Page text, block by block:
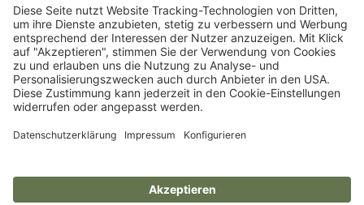
Messe
Mediathek
Blätterkatalog
Newsletter
Bedienungsanleitungen /
AGB
Garantie
Impressum
Datenschutz
Barrierefreiheitserklärung
Cookie-Einstellungen
AKO-Agrartechnik GmbH & Co. KG
Germany